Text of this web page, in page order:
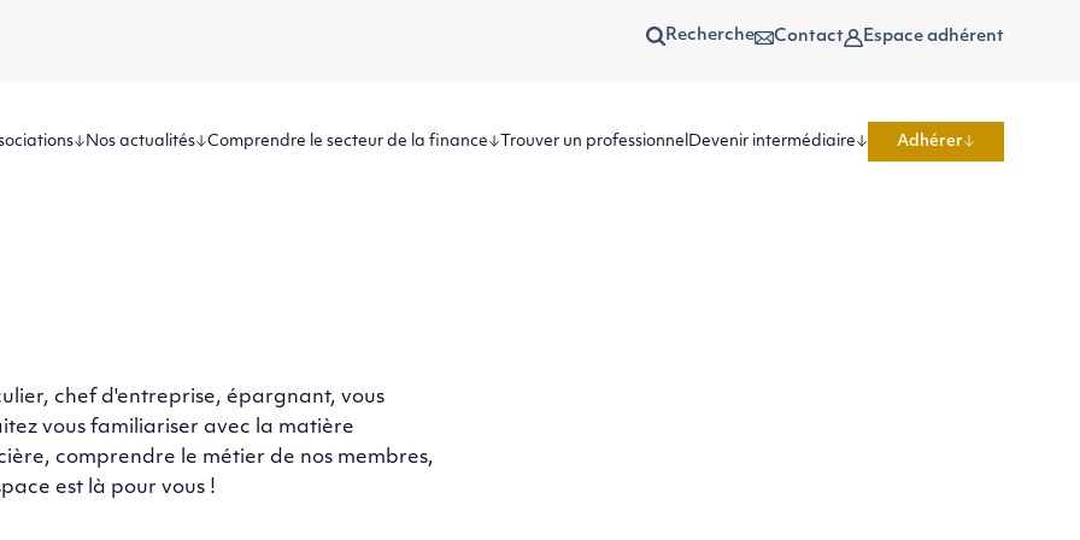
Recherche Contact Espace adhérent
Nos actualités Comprendre le secteur de la finance Trouver un professionnel Devenir intermédiaire Adhérer
chef d'entreprise, épargnant, vous
vous familiariser avec la matière
comprendre le métier de nos membres,
est là pour vous !